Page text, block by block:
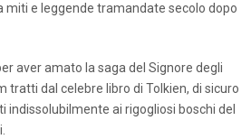
miti e leggende tramandate secolo dopo
aver amato la saga del Signore degli
tratti dal celebre libro di Tolkien, di sicuro
indissolubilmente ai rigogliosi boschi del